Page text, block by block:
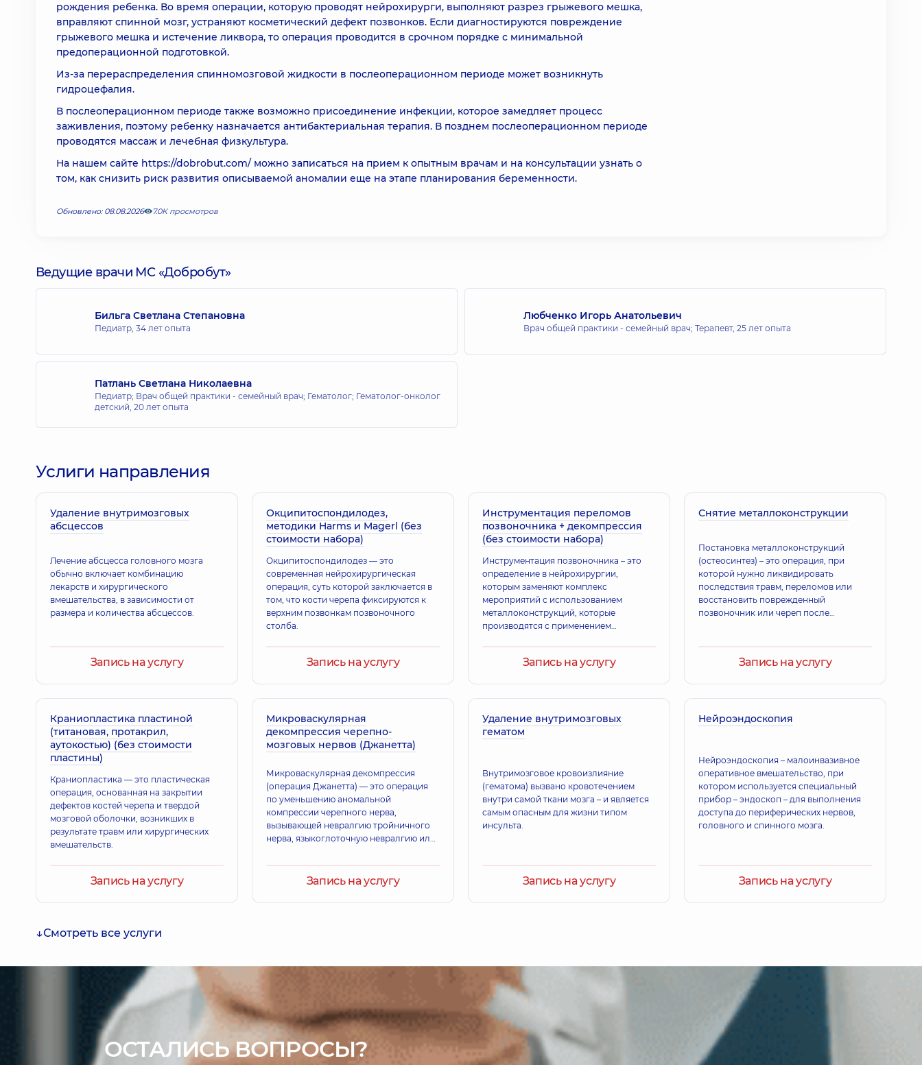
рождения ребенка. Во время операции, которую проводят нейрохирурги, выполняют разрез грыжевого мешка,
вправляют спинной мозг, устраняют косметический дефект позвонков. Если диагностируются повреждение
грыжевого мешка и истечение ликвора, то операция проводится в срочном порядке с минимальной
предоперационной подготовкой.
Из-за перераспределения спинномозговой жидкости в послеоперационном периоде может возникнуть
гидроцефалия.
В послеоперационном периоде также возможно присоединение инфекции, которое замедляет процесс
заживления, поэтому ребенку назначается антибактериальная терапия. В позднем послеоперационном периоде
проводятся массаж и лечебная физкультура.
На нашем сайте https://dobrobut.com/ можно записаться на прием к опытным врачам и на консультации узнать о
том, как снизить риск развития описываемой аномалии еще на этапе планирования беременности.
Обновлено: 08.08.2026 7.0К просмотров
Ведущие врачи МС «Добробут»
Бильга Светлана Степановна
Педиатр, 34 лет опыта
Любченко Игорь Анатольевич
Врач общей практики - семейный врач; Терапевт, 25 лет опыта
Патлань Светлана Николаевна
Педиатр; Врач общей практики - семейный врач; Гематолог; Гематолог-онколог
детский, 20 лет опыта
Услиги направления
Удаление внутримозговых
абсцессов
Лечение абсцесса головного мозга
обычно включает комбинацию
лекарств и хирургического
вмешательства, в зависимости от
размера и количества абсцессов.
Запись на услугу
Окципитоспондилодез,
методики Harms и Magerl (без
стоимости набора)
Окципитоспондилодез — это
современная нейрохирургическая
операция, суть которой заключается в
том, что кости черепа фиксируются к
верхним позвонкам позвоночного
столба.
Запись на услугу
Инструментация переломов
позвоночника + декомпрессия
(без стоимости набора)
Инструментация позвоночника – это
определение в нейрохирургии,
которым заменяют комплекс
мероприятий с использованием
металлоконструкций, которые
производятся с применением
позвоночного столба
Запись на услугу
Снятие металлоконструкции
Постановка металлоконструкций
(остеосинтез) – это операция, при
которой нужно ликвидировать
последствия травм, переломов или
восстановить поврежденный
позвоночник или череп после
Запись на услугу
Краниопластика пластиной
(титановая, протакрил,
аутокостью) (без стоимости
пластины)
Краниопластика — это пластическая
операция, основанная на закрытии
дефектов костей черепа и твердой
мозговой оболочки, возникших в
результате травм или хирургических
вмешательств.
Запись на услугу
Микроваскулярная
декомпрессия черепно-
мозговых нервов (Джанетта)
Микроваскулярная декомпрессия
(операция Джанетта) — это операция
по уменьшению аномальной
компрессии черепного нерва,
вызывающей невралгию тройничного
нерва, языкоглоточную невралгию или
Запись на услугу
Удаление внутримозговых
гематом
Внутримозговое кровоизлияние
(гематома) вызвано кровотечением
внутри самой ткани мозга – и является
самым опасным для жизни типом
инсульта.
Запись на услугу
Нейроэндоскопия
Нейроэндоскопия – малоинвазивное
оперативное вмешательство, при
котором используется специальный
прибор – эндоскоп – для выполнения
доступа до периферических нервов,
головного и спинного мозга.
Запись на услугу
Смотреть все услуги
ОСТАЛИСЬ ВОПРОСЫ?